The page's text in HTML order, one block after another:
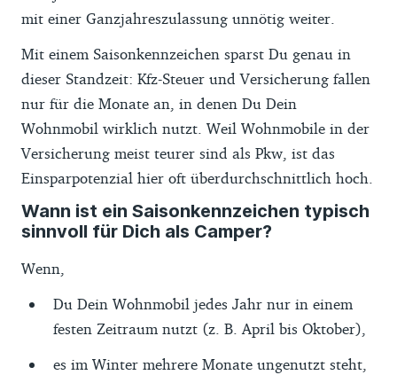
mit einer Ganzjahreszulassung unnötig weiter.
Mit einem Saisonkennzeichen sparst Du genau in
dieser Standzeit: Kfz-Steuer und Versicherung fallen
nur für die Monate an, in denen Du Dein
Wohnmobil wirklich nutzt. Weil Wohnmobile in der
Versicherung meist teurer sind als Pkw, ist das
Einsparpotenzial hier oft überdurchschnittlich hoch.
Wann ist ein Saisonkennzeichen typisch
sinnvoll für Dich als Camper?
Wenn,
Du Dein Wohnmobil jedes Jahr nur in einem
festen Zeitraum nutzt (z. B. April bis Oktober),
es im Winter mehrere Monate ungenutzt steht,